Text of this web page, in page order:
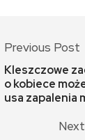
Previous Post
Kleszczowe
o kobiece
usa zapalenia